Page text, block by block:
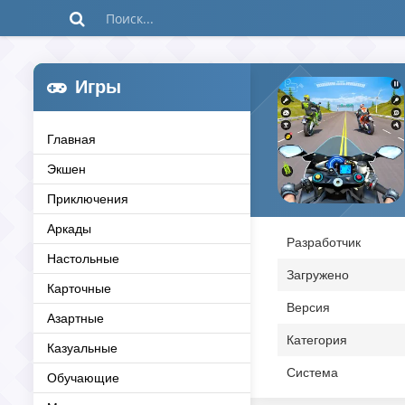
Игры
Главная
Экшен
Приключения
Аркады
Настольные
Карточные
Азартные
Казуальные
Обучающие
Разработчик
Загружено
Версия
Категория
Система